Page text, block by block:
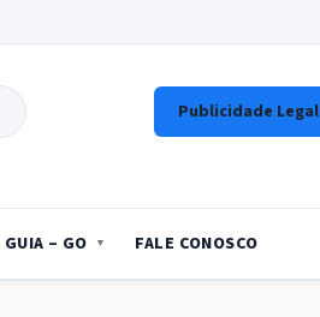
Publicidade Legal
GUIA – GO FALE CONOSCO